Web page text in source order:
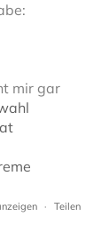
mir gar
· Teilen